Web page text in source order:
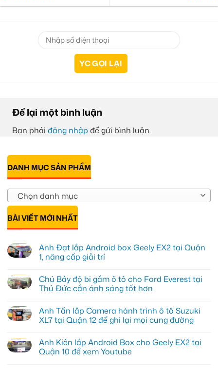
Để lại một bình luận
Bạn phải đăng nhập để gửi bình luận.
DANH MỤC SẢN PHẨM
Chọn danh mục
BÀI VIẾT MỚI NHẤT
Anh Đạt lắp Android box Geely EX2 tại Quận
1, nâng cấp giải trí
bình
luận
ở
lắp
Android
box
tại
Quận
1,
Chú Bảy độ bi gầm ô tô cho Ford Everest tại
Thủ Đức cần ánh sáng tốt hơn
bình
luận
ở
độ
bi
gầm
Anh Tấn lắp Camera hành trình ô tô Suzuki
XL7 tại Quận 12 để ghi lại mọi cung đường
bình
luận
ở
Anh Kiên lắp Android Box cho Geely EX2 tại
Quận 10 để xem Youtube